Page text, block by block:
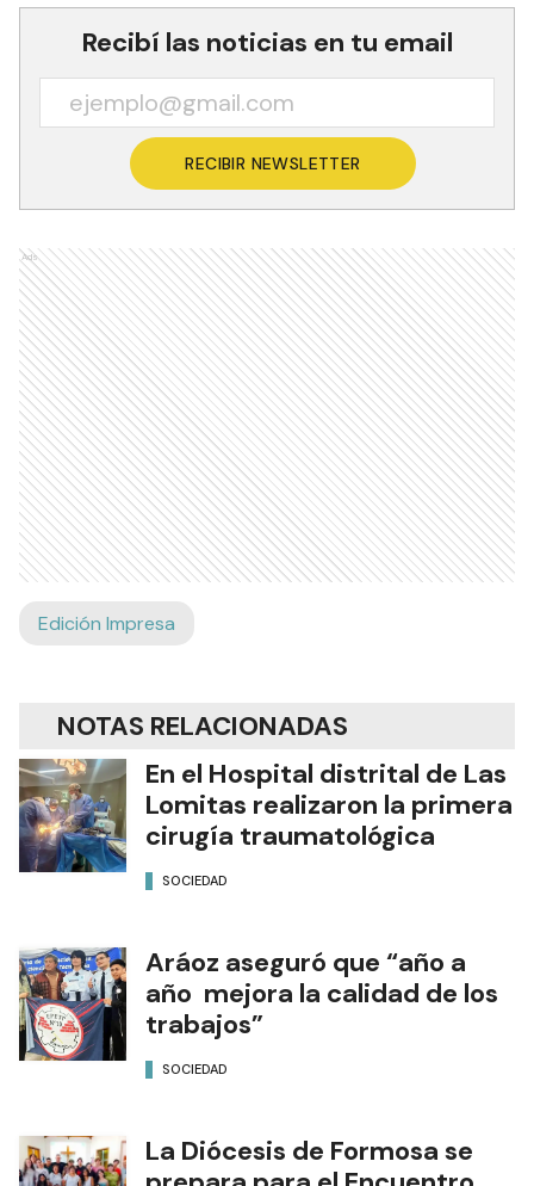
Recibí las noticias en tu email
RECIBIR NEWSLETTER
Ads
Edición Impresa
NOTAS RELACIONADAS
En el Hospital distrital de Las
Lomitas realizaron la primera
cirugía traumatológica
SOCIEDAD
Aráoz aseguró que “año a
año mejora la calidad de los
trabajos”
SOCIEDAD
La Diócesis de Formosa se